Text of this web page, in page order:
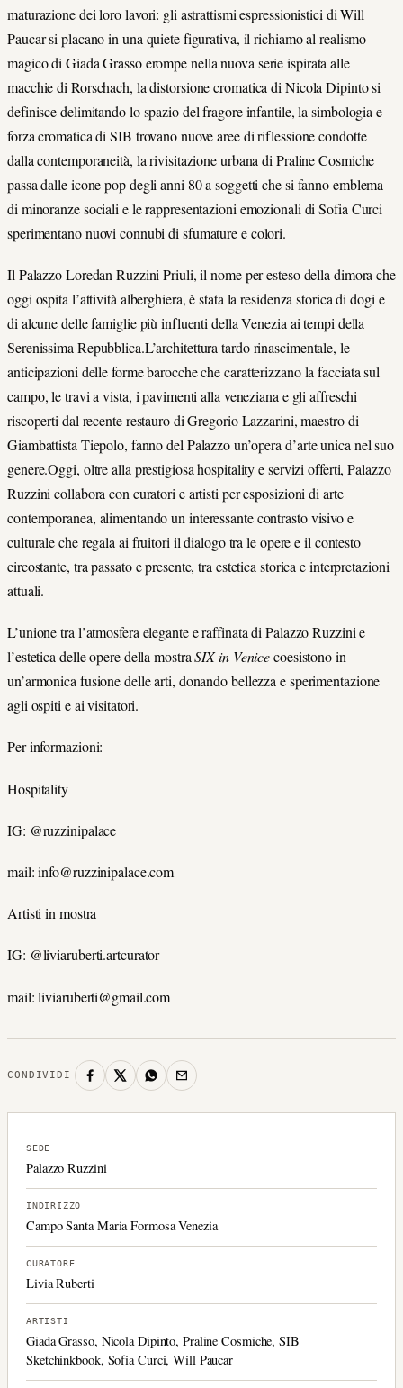
maturazione dei loro lavori: gli astrattismi espressionistici di Will
Paucar si placano in una quiete figurativa, il richiamo al realismo
magico di Giada Grasso erompe nella nuova serie ispirata alle
macchie di Rorschach, la distorsione cromatica di Nicola Dipinto si
definisce delimitando lo spazio del fragore infantile, la simbologia e
forza cromatica di SIB trovano nuove aree di riflessione condotte
dalla contemporaneità, la rivisitazione urbana di Praline Cosmiche
passa dalle icone pop degli anni 80 a soggetti che si fanno emblema
di minoranze sociali e le rappresentazioni emozionali di Sofia Curci
sperimentano nuovi connubi di sfumature e colori.
Il Palazzo Loredan Ruzzini Priuli, il nome per esteso della dimora che
oggi ospita l’attività alberghiera, è stata la residenza storica di dogi e
di alcune delle famiglie più influenti della Venezia ai tempi della
Serenissima Repubblica.L’architettura tardo rinascimentale, le
anticipazioni delle forme barocche che caratterizzano la facciata sul
campo, le travi a vista, i pavimenti alla veneziana e gli affreschi
riscoperti dal recente restauro di Gregorio Lazzarini, maestro di
Giambattista Tiepolo, fanno del Palazzo un’opera d’arte unica nel suo
genere.Oggi, oltre alla prestigiosa hospitality e servizi offerti, Palazzo
Ruzzini collabora con curatori e artisti per esposizioni di arte
contemporanea, alimentando un interessante contrasto visivo e
culturale che regala ai fruitori il dialogo tra le opere e il contesto
circostante, tra passato e presente, tra estetica storica e interpretazioni
attuali.
L’unione tra l’atmosfera elegante e raffinata di Palazzo Ruzzini e
l’estetica delle opere della mostraSIX in Venicecoesistono in
un’armonica fusione delle arti, donando bellezza e sperimentazione
agli ospiti e ai visitatori.
Per informazioni:
Hospitality
IG: @ruzzinipalace
mail: info@ruzzinipalace.com
Artisti in mostra
IG: @liviaruberti.artcurator
mail: liviaruberti@gmail.com
CONDIVIDI
SEDE
Palazzo Ruzzini
INDIRIZZO
Campo Santa Maria Formosa Venezia
CURATORE
Livia Ruberti
ARTISTI
Giada Grasso, Nicola Dipinto, Praline Cosmiche, SIB
Sketchinkbook, Sofia Curci, Will Paucar